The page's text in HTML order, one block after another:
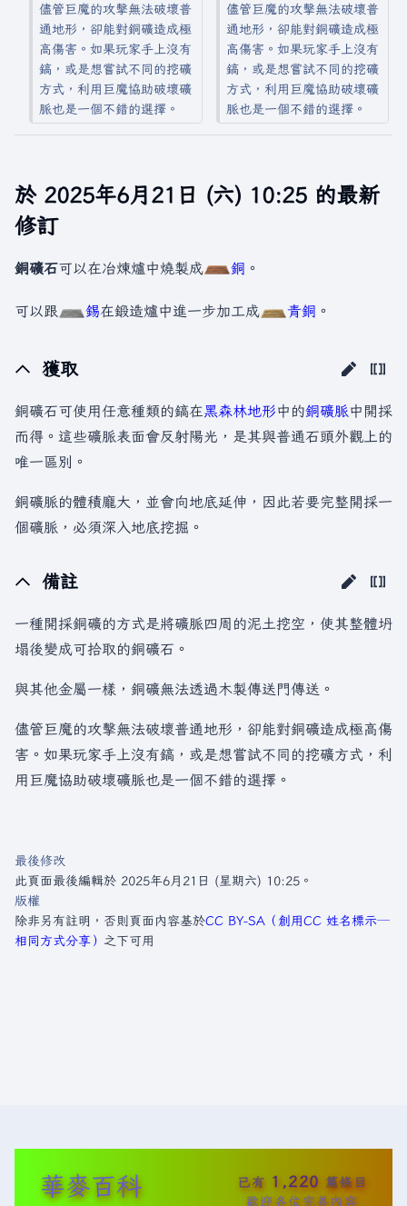
儘管巨魔的攻擊無法破壞普
通地形，卻能對銅礦造成極
高傷害。如果玩家手上沒有
鎬，或是想嘗試不同的挖礦
方式，利用巨魔協助破壞礦
脈也是一個不錯的選擇。
儘管巨魔的攻擊無法破壞普
通地形，卻能對銅礦造成極
高傷害。如果玩家手上沒有
鎬，或是想嘗試不同的挖礦
方式，利用巨魔協助破壞礦
脈也是一個不錯的選擇。
於 2025年6月21日 (六) 10:25 的最新
修訂
銅礦石可以在冶煉爐中燒製成 銅 。
可以跟 錫在鍛造爐中進一步加工成 青銅 。
獲取
銅礦石可使用任意種類的鎬在黑森林地形中的銅礦脈中開採
而得。這些礦脈表面會反射陽光，是其與普通石頭外觀上的
唯一區別。
銅礦脈的體積龐大，並會向地底延伸，因此若要完整開採一
個礦脈，必須深入地底挖掘。
備註
一種開採銅礦的方式是將礦脈四周的泥土挖空，使其整體坍
塌後變成可拾取的銅礦石。
與其他金屬一樣，銅礦無法透過木製傳送門傳送。
儘管巨魔的攻擊無法破壞普通地形，卻能對銅礦造成極高傷
害。如果玩家手上沒有鎬，或是想嘗試不同的挖礦方式，利
用巨魔協助破壞礦脈也是一個不錯的選擇。
最後修改
此頁面最後編輯於 2025年6月21日 (星期六) 10:25。
版權
除非另有註明，否則頁面內容基於CC BY-SA（創用CC 姓名標示─
相同方式分享） 之下可用
華麥百科 已有 1,220 篇條目
歡迎各位完善內容